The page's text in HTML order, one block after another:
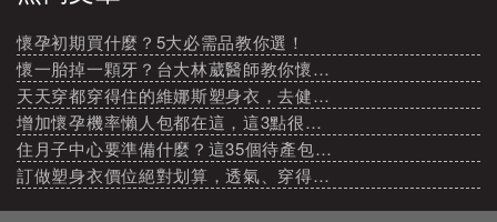
懷孕初期買什麼？5大必需品教你選！
懷一胎掉一顆牙？台大林葳醫師教你懷…
天天穿都穿得住的維娜斯塑身衣，去健…
增加懷孕機率懶人包都在這，這3點很…
住月子中心要準備什麼？這35個待產包…
訂做塑身衣價位絕對划算，透氣、穿得…